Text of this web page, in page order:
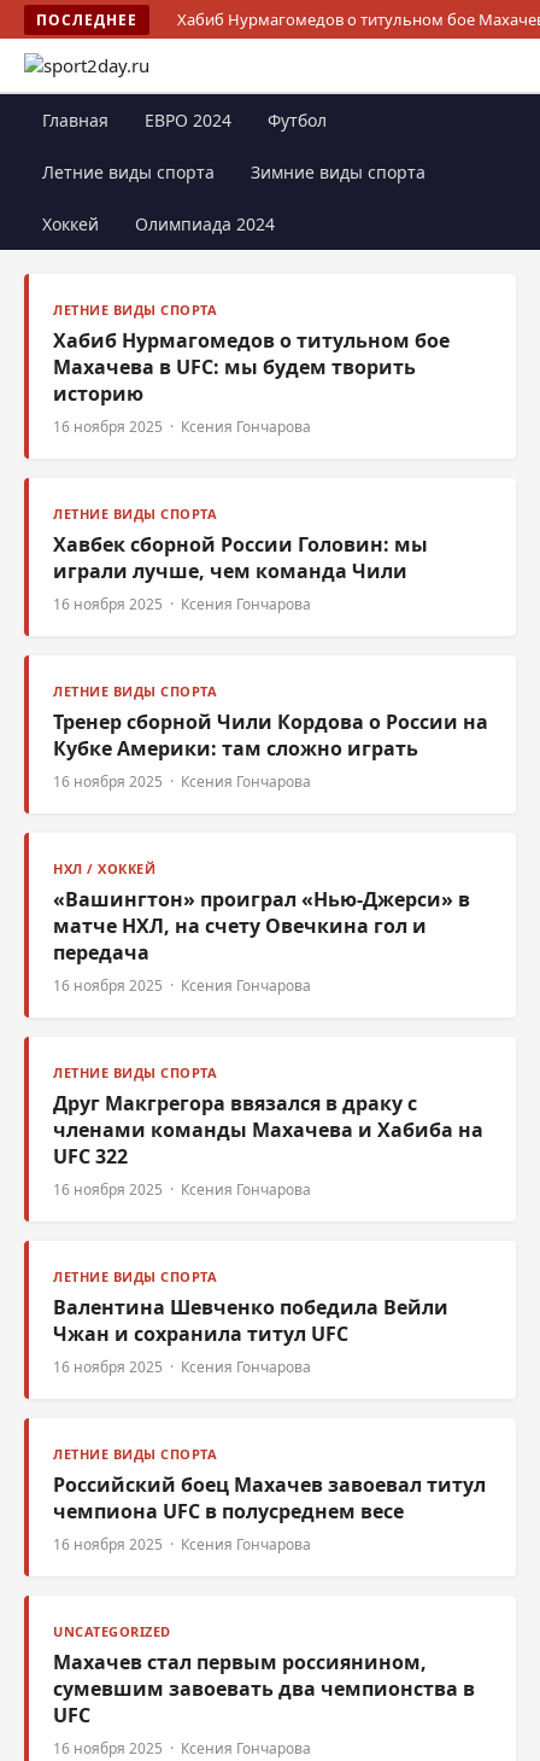
ПОСЛЕДНЕЕ Хабиб Нурмагомедов о титульном бое
Главная ЕВРО 2024 Футбол
Летние виды спорта Зимние виды спорта
Хоккей Олимпиада 2024
ЛЕТНИЕ ВИДЫ СПОРТА
Хабиб Нурмагомедов о титульном бое
Махачева в UFC: мы будем творить
историю
16 ноября 2025 · Ксения Гончарова
ЛЕТНИЕ ВИДЫ СПОРТА
Хавбек сборной России Головин: мы
играли лучше, чем команда Чили
16 ноября 2025 · Ксения Гончарова
ЛЕТНИЕ ВИДЫ СПОРТА
Тренер сборной Чили Кордова о России на
Кубке Америки: там сложно играть
16 ноября 2025 · Ксения Гончарова
НХЛ / ХОККЕЙ
«Вашингтон» проиграл «Нью-Джерси» в
матче НХЛ, на счету Овечкина гол и
передача
16 ноября 2025 · Ксения Гончарова
ЛЕТНИЕ ВИДЫ СПОРТА
Друг Макгрегора ввязался в драку с
членами команды Махачева и Хабиба на
UFC 322
16 ноября 2025 · Ксения Гончарова
ЛЕТНИЕ ВИДЫ СПОРТА
Валентина Шевченко победила Вейли
Чжан и сохранила титул UFC
16 ноября 2025 · Ксения Гончарова
ЛЕТНИЕ ВИДЫ СПОРТА
Российский боец Махачев завоевал титул
чемпиона UFC в полусреднем весе
16 ноября 2025 · Ксения Гончарова
UNCATEGORIZED
Махачев стал первым россиянином,
сумевшим завоевать два чемпионства в
UFC
16 ноября 2025 · Ксения Гончарова